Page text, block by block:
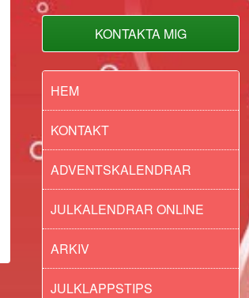
KONTAKTA MIG
HEM
KONTAKT
ADVENTSKALENDRAR
JULKALENDRAR ONLINE
ARKIV
JULKLAPPSTIPS